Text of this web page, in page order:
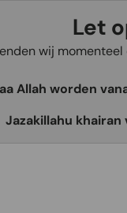
Let
wij momenteel
Allah worden
Jazakillahu